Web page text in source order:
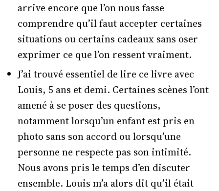
arrive encore que l’on nous fasse
comprendre qu’il faut accepter certaines
situations ou certains cadeaux sans oser
exprimer ce que l’on ressent vraiment.
J’ai trouvé essentiel de lire ce livre avec
Louis, 5 ans et demi. Certaines scènes l’ont
amené à se poser des questions,
notamment lorsqu’un enfant est pris en
photo sans son accord ou lorsqu’une
personne ne respecte pas son intimité.
Nous avons pris le temps d’en discuter
ensemble. Louis m’a alors dit qu’il était